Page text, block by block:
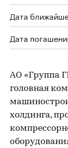
Дата
Дата
АО «Группа
головная
холдинга,